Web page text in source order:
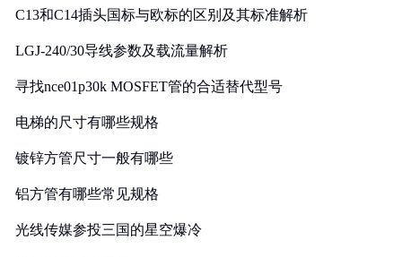
C13和C14插头国标与欧标的区别及其标准解析
LGJ-240/30导线参数及载流量解析
寻找nce01p30k MOSFET管的合适替代型号
电梯的尺寸有哪些规格
镀锌方管尺寸一般有哪些
铝方管有哪些常见规格
光线传媒参投三国的星空爆冷